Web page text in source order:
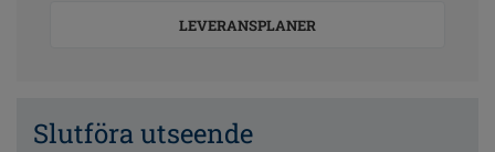
LEVERANSPLANER
Slutföra utseende